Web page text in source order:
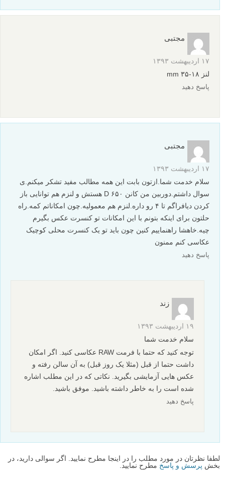
مجتبی
۱۷ اردیبهشت ۱۳۹۳
لنز ۱۸-۳۵ mm
پاسخ دهید
مجتبی
۱۷ اردیبهشت ۱۳۹۳
سلام خدمت شما.ازتون بابت این همه مطالب مفید تشکر میکنم.ی
سوال داشتم.دوربین من کانن ۶۵۰ D هستش و لنزم هم توانایی باز
کردن دیافراگم تا ۴ رو داره.لنزم هم معمولیه.چون امکاناتم کمه.راه
حلتون برای اینکه بتونم با این امکانات تو کنسرت عکس بگیرم
چیه.خاهشا راهنماییم کنین چون باید تو یک کنسرت محلی کوچیک
عکاسی کنم ممنون
پاسخ دهید
زند
۱۹ اردیبهشت ۱۳۹۳
سلام خدمت شما
توجه کنید که حتما با فرمت RAW عکاسی کنید. اگر امکان
داشت حتما از قبل (مثلا یک روز قبل) به آن سالن رفته و
عکس هایی آزمایشی بگیرید. نکاتی که در این مطلب اشاره
شده است را به خاطر داشته باشید. موفق باشید.
پاسخ دهید
لطفا نظرتان در مورد مطلب را در اینجا مطرح نمایید. اگر سوالی دارید، در
بخش پرسش و پاسخ مطرح نمایید.